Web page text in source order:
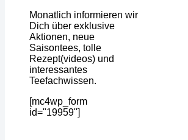
Monatlich informieren wir
Dich über exklusive
Aktionen, neue
Saisontees, tolle
Rezept(videos) und
interessantes
Teefachwissen.
[mc4wp_form
id="19959"]